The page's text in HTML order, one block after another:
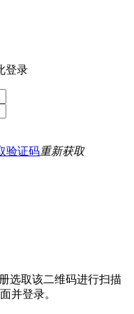
登录
验证码重新获取
选取该二维码进行扫描
并登录。